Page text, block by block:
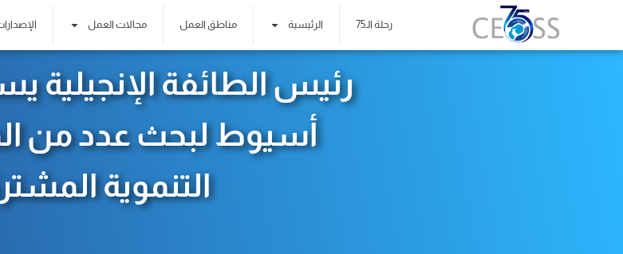
رحلة الـ75 الرئيسية مناطق العمل مجالات العمل
رئيس الطائفة الإنجيلية
أسيوط لبحث عدد من
التنموية